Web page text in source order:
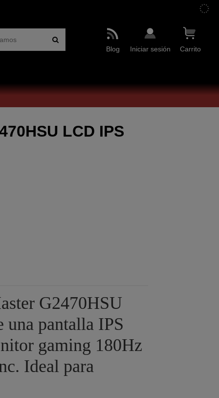
Blog Iniciar sesión Carrito
LCD IPS
G2470HSU
una pantalla IPS
gaming 180Hz
Ideal para